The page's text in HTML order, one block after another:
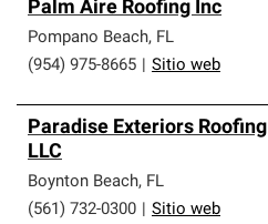
Palm Aire Roofing Inc
Pompano Beach, FL
(954) 975-8665
Sitio web
Paradise Exteriors Roofing
LLC
Boynton Beach, FL
(561) 732-0300
Sitio web